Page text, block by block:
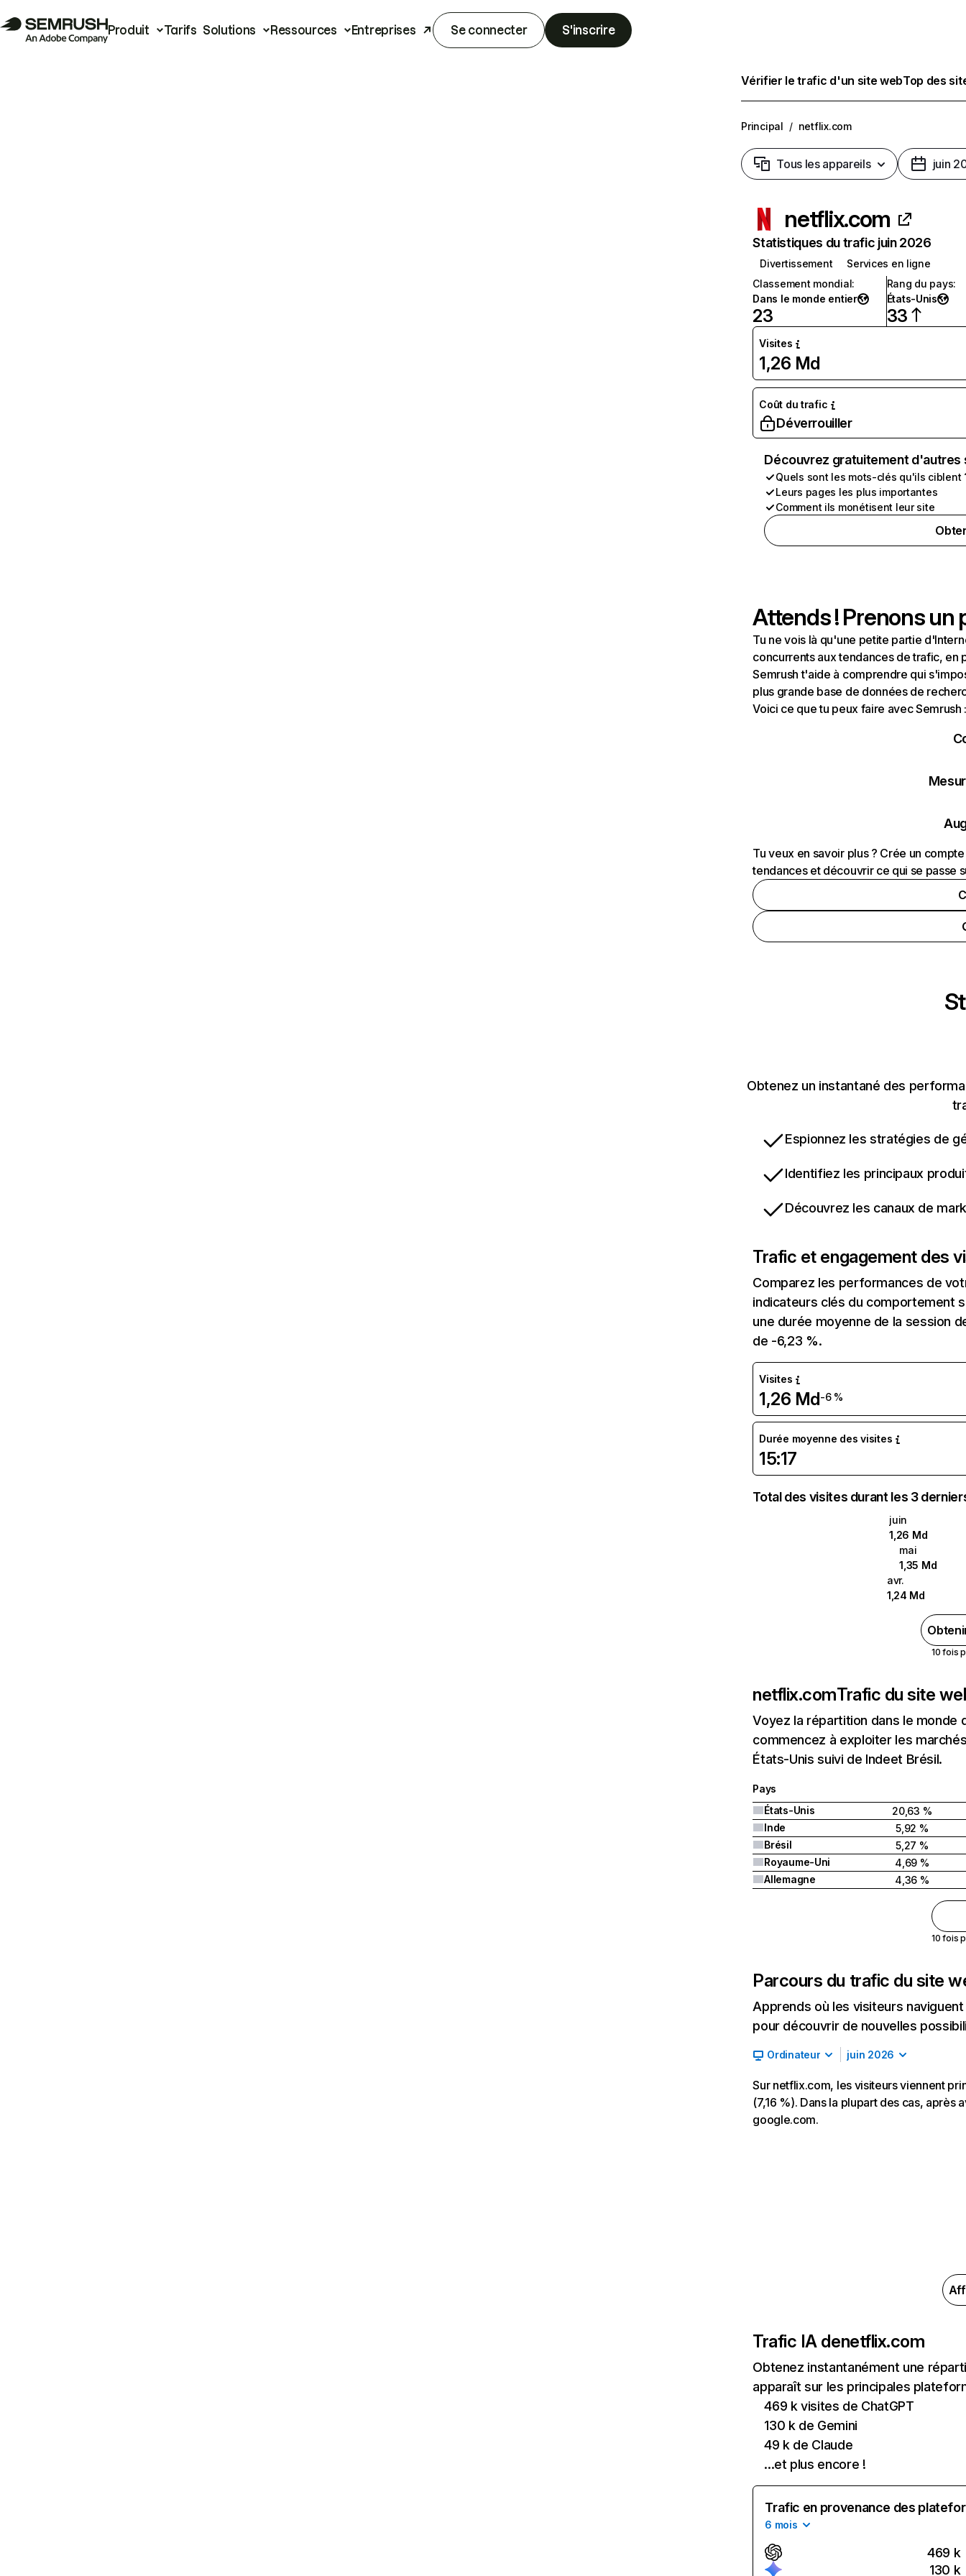
Produit Tarifs Solutions Ressources Entreprises Se connecter S'inscrire
Vérifier le trafic d'un site webTop des
Principal / netflix.com
Tous les appareils juin
netflix.com
Statistiques du trafic juin 2026
Divertissement
Services en ligne
Classement mondial:
Dans le monde entier
23
Rang du pays:
États-Unis
33
Visites
1,26 Md
Coût du trafic
Déverrouiller
Découvrez gratuitement
Quels sont les mots-clés qu'ils ciblent
Leurs pages les plus importantes
Comment ils monétisent leur site
Attends ! Prenons un
Tu ne vois là qu'une petite partie
concurrents aux tendances de trafic, en
Semrush t'aide à comprendre qui
plus grande base de données de
Voici ce que tu peux faire avec Semrush
Tu veux en savoir plus ? Crée un
tendances et découvrir ce qui se passe
Obtenez un instantané des
Espionnez les stratégies de
Identifiez les principaux
Découvrez les canaux de
Trafic et engagement des
Comparez les performances de
indicateurs clés du comportement
une durée moyenne de la session
de -6,23 %.
Visites
1,26 Md-6 %
Durée moyenne des visites
15:17
Total des visites durant les 3
juin
1,26 Md
mai
1,35 Md
avr.
1,24 Md
10 fois
netflix.comTrafic du site
Voyez la répartition dans le
commencez à exploiter les
États-Unis suivi de Indeet Brésil.
Pays
États-Unis
20,63 %
Inde
5,92 %
Brésil
5,27 %
Royaume-Uni
4,69 %
Allemagne
4,36 %
10 fois
Parcours du trafic du site
Apprends où les visiteurs
pour découvrir de nouvelles
Ordinateur juin 2026
Sur netflix.com, les visiteurs viennent
(7,16 %). Dans la plupart des cas,
google.com.
Trafic IA denetflix.com
Obtenez instantanément une
apparaît sur les principales
469 k visites de ChatGPT
130 k de Gemini
49 k de Claude
...et plus encore !
Trafic en provenance des
6 mois
469 k
130 k